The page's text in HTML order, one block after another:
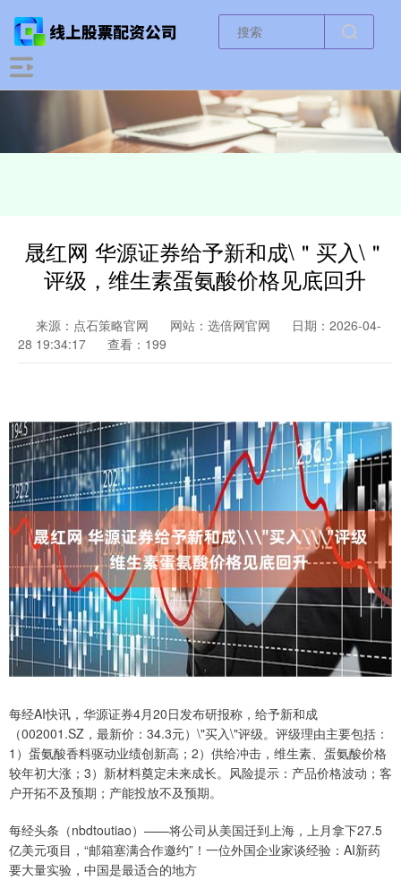
晟红网 华源证券给予新和成\＂买入\＂
评级，维生素蛋氨酸价格见底回升
来源：点石策略官网 网站：选倍网官网
日期：2026-04-
28 19:34:17
查看：199
每经AI快讯，华源证券4月20日发布研报称，给予新和成
（002001.SZ，最新价：34.3元）\"买入\"评级。评级理由主要包括：
1）蛋氨酸香料驱动业绩创新高；2）供给冲击，维生素、蛋氨酸价格
较年初大涨；3）新材料奠定未来成长。风险提示：产品价格波动；客
户开拓不及预期；产能投放不及预期。
每经头条（nbdtoutiao）——将公司从美国迁到上海，上月拿下27.5
亿美元项目，“邮箱塞满合作邀约”！一位外国企业家谈经验：AI新药
要大量实验，中国是最适合的地方